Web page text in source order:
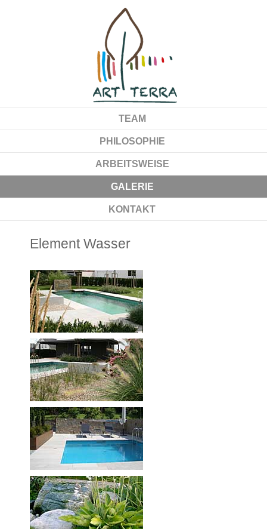
TEAM
PHILOSOPHIE
ARBEITSWEISE
GALERIE
KONTAKT
Element Wasser